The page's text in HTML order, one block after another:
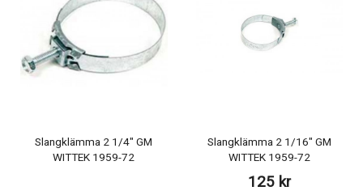
Slangklämma 2 1/4" GM
WITTEK 1959-72
Slangklämma 2 1/16" GM
WITTEK 1959-72
125 kr